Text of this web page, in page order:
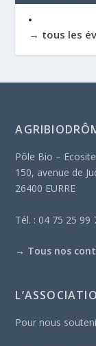
→ tous les
Pôle Bio –
150, avenue de
26400 EURRE
Tél. : 04 75 25 99
→ Tous nos
Pour nous